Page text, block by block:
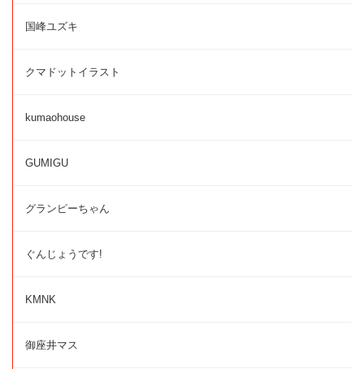
国峰ユズキ
クマドットイラスト
kumaohouse
GUMIGU
グランピーちゃん
ぐんじょうです!
KMNK
御座井マス